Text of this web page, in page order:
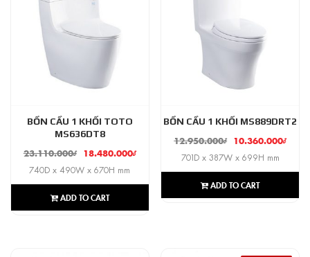
BỒN CẦU 1 KHỐI TOTO
MS636DT8
23.110.000₫ 18.480.000₫
740D x 490W x 670H mm
ADD TO CART
BỒN CẦU 1 KHỐI MS889DRT2
12.950.000₫ 10.360.000₫
701D x 387W x 699H mm
ADD TO CART